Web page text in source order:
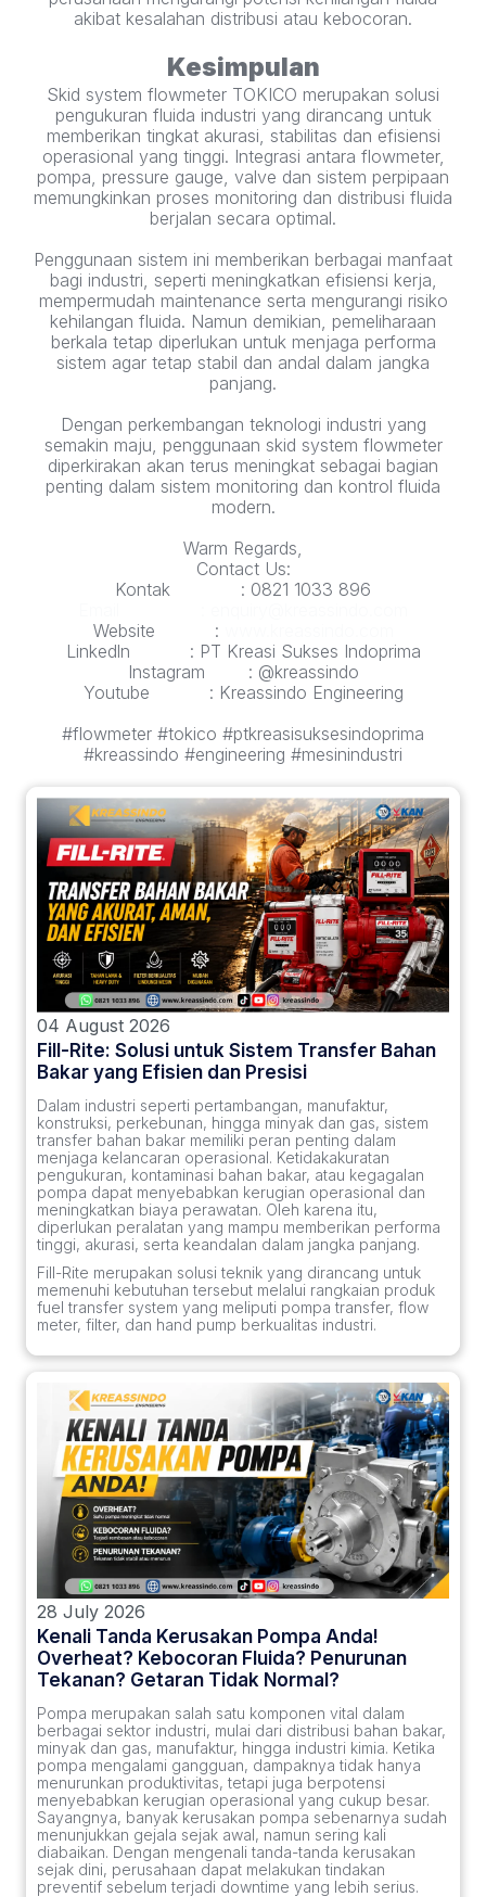
akibat kesalahan distribusi atau kebocoran.
Kesimpulan
Skid system flowmeter TOKICO merupakan solusi
pengukuran fluida industri yang dirancang untuk
memberikan tingkat akurasi, stabilitas dan efisiensi
operasional yang tinggi. Integrasi antara flowmeter,
pompa, pressure gauge, valve dan sistem perpipaan
memungkinkan proses monitoring dan distribusi fluida
berjalan secara optimal.
Penggunaan sistem ini memberikan berbagai manfaat
bagi industri, seperti meningkatkan efisiensi kerja,
mempermudah maintenance serta mengurangi risiko
kehilangan fluida. Namun demikian, pemeliharaan
berkala tetap diperlukan untuk menjaga performa
sistem agar tetap stabil dan andal dalam jangka
panjang.
Dengan perkembangan teknologi industri yang
semakin maju, penggunaan skid system flowmeter
diperkirakan akan terus meningkat sebagai bagian
penting dalam sistem monitoring dan kontrol fluida
modern.
Warm Regards,
Contact Us:
Kontak : 0821 1033 896
Website :
Linkedln : PT Kreasi Sukses Indoprima
Instagram : @kreassindo
Youtube : Kreassindo Engineering
#flowmeter #tokico #ptkreasisuksesindoprima
#kreassindo #engineering #mesinindustri
04 August 2026
Fill-Rite: Solusi untuk Sistem Transfer Bahan
Bakar yang Efisien dan Presisi
Dalam industri seperti pertambangan, manufaktur,
konstruksi, perkebunan, hingga minyak dan gas, sistem
transfer bahan bakar memiliki peran penting dalam
menjaga kelancaran operasional. Ketidakakuratan
pengukuran, kontaminasi bahan bakar, atau kegagalan
pompa dapat menyebabkan kerugian operasional dan
meningkatkan biaya perawatan. Oleh karena itu,
diperlukan peralatan yang mampu memberikan performa
tinggi, akurasi, serta keandalan dalam jangka panjang.
Fill-Rite merupakan solusi teknik yang dirancang untuk
memenuhi kebutuhan tersebut melalui rangkaian produk
fuel transfer system yang meliputi pompa transfer, flow
meter, filter, dan hand pump berkualitas industri.
28 July 2026
Kenali Tanda Kerusakan Pompa Anda!
Overheat? Kebocoran Fluida? Penurunan
Tekanan? Getaran Tidak Normal?
Pompa merupakan salah satu komponen vital dalam
berbagai sektor industri, mulai dari distribusi bahan bakar,
minyak dan gas, manufaktur, hingga industri kimia. Ketika
pompa mengalami gangguan, dampaknya tidak hanya
menurunkan produktivitas, tetapi juga berpotensi
menyebabkan kerugian operasional yang cukup besar.
Sayangnya, banyak kerusakan pompa sebenarnya sudah
menunjukkan gejala sejak awal, namun sering kali
diabaikan. Dengan mengenali tanda-tanda kerusakan
sejak dini, perusahaan dapat melakukan tindakan
preventif sebelum terjadi downtime yang lebih serius.